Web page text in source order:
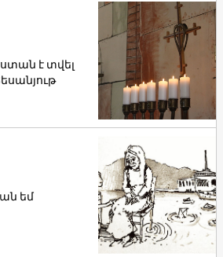
է տվել
եմ